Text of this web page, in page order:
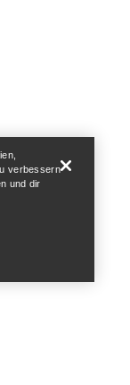
verbessern
und dir